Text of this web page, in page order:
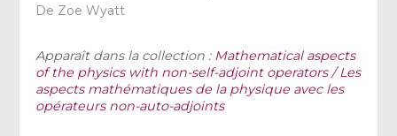
De Zoe Wyatt
Apparaît dans la collection : Mathematical aspects
of the physics with non-self-adjoint operators / Les
aspects mathématiques de la physique avec les
opérateurs non-auto-adjoints